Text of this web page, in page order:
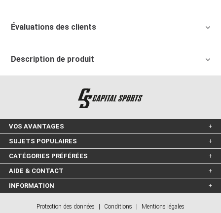
Évaluations des clients
Description de produit
VOS AVANTAGES
SUJETS POPULAIRES
CATÉGORIES PRÉFÉRÉES
AIDE & CONTACT
INFORMATION
Protection des données Conditions Mentions légales